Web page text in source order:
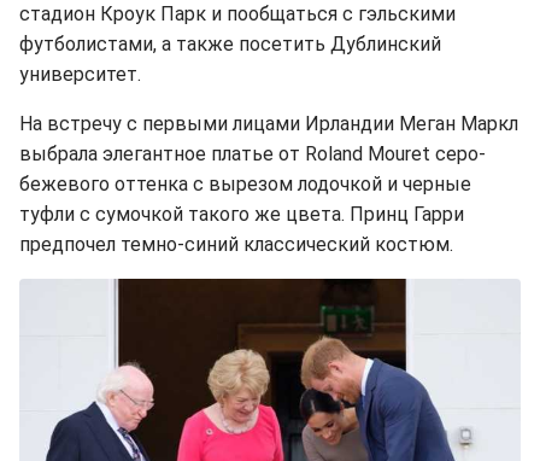
стадион Кроук Парк и пообщаться с гэльскими
футболистами, а также посетить Дублинский
университет.
На встречу с первыми лицами Ирландии Меган Маркл
выбрала элегантное платье от Roland Mouret серо-
бежевого оттенка с вырезом лодочкой и черные
туфли с сумочкой такого же цвета. Принц Гарри
предпочел темно-синий классический костюм.